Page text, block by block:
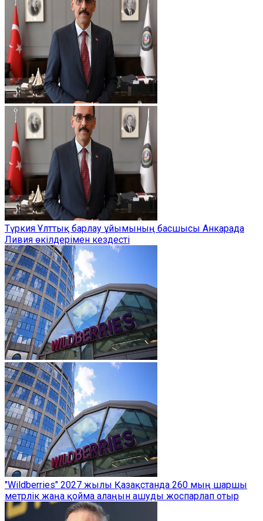
Түркия Ұлттық барлау ұйымының басшысы Анкарада
Ливия өкілдерімен кездесті
"Wildberries" 2027 жылы Қазақстанда 260 мың шаршы
метрлік жаңа қойма алаңын ашуды жоспарлап отыр